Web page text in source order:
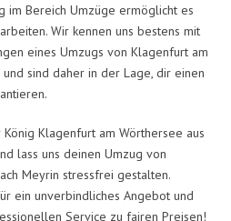
im Bereich Umzüge ermöglicht es
Wir kennen uns bestens mit
eines Umzugs von Klagenfurt am
sind daher in der Lage, dir einen
Klagenfurt am Wörthersee aus
lass uns deinen Umzug von
Meyrin stressfrei gestalten.
ein unverbindliches Angebot und
Service zu fairen Preisen!